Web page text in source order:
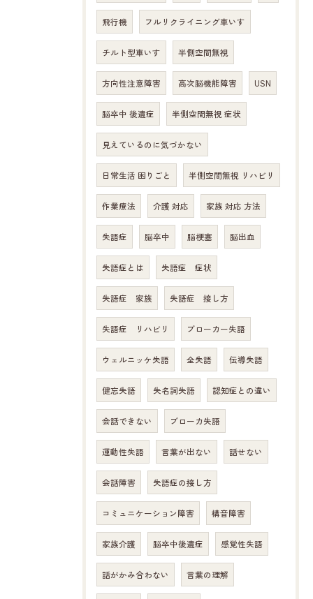
飛行機 フルリクライニング車いす
チルト型車いす 半側空間無視
方向性注意障害 高次脳機能障害 USN
脳卒中 後遺症 半側空間無視 症状
見えているのに気づかない
日常生活 困りごと 半側空間無視 リハビリ
作業療法 介護 対応 家族 対応 方法
失語症 脳卒中 脳梗塞 脳出血
失語症とは 失語症 症状
失語症 家族 失語症 接し方
失語症 リハビリ ブローカー失語
ウェルニッケ失語 全失語 伝導失語
健忘失語 失名詞失語 認知症との違い
会話できない ブローカ失語
運動性失語 言葉が出ない 話せない
会話障害 失語症の接し方
コミュニケーション障害 構音障害
家族介護 脳卒中後遺症 感覚性失語
話がかみ合わない 言葉の理解